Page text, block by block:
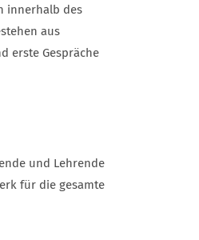
innerhalb des
aus
erste Gespräche
und Lehrende
für die gesamte